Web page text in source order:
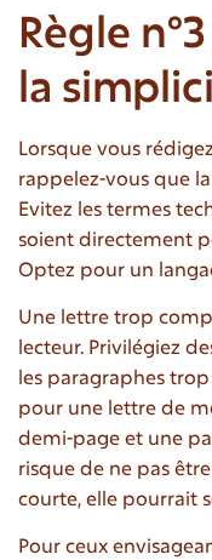
Règle
la
Lorsque vous
rappelez-vous que la
Evitez les termes
soient directement
Optez pour un
Une lettre trop
lecteur. Privilégiez
les paragraphes
pour une lettre de
demi-page et une
risque de ne pas
courte, elle pourrait
Pour ceux